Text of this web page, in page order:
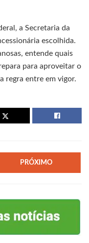
a Secretaria da
escolhida.
entende quais
para aproveitar o
regra entre em vigor.
PRÓXIMO